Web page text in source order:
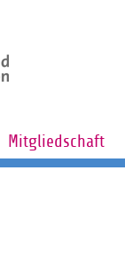
Mitgliedschaft